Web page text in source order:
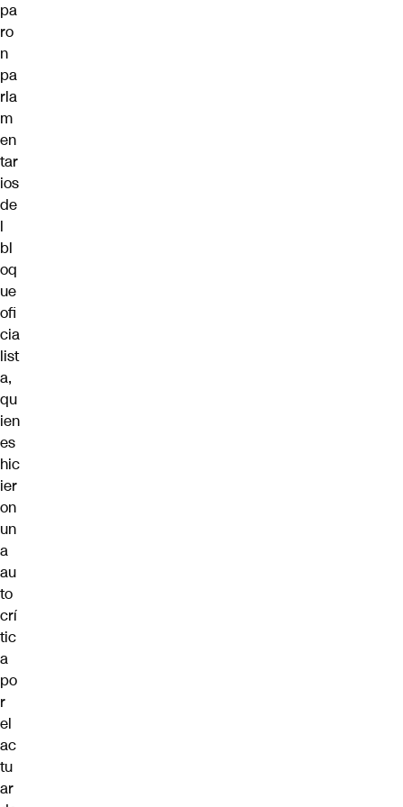
pa
ro
n
pa
rla
m
en
tar
ios
de
l
bl
oq
ue
ofi
cia
list
a,
qu
ien
es
hic
ier
on
un
a
au
to
crí
tic
a
po
r
el
ac
tu
ar